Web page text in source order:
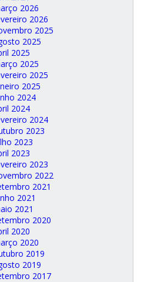
2026
2026
2025
2025
2025
2025
2025
2025
2024
2024
2024
2023
2023
2023
2023
2022
2021
2021
2021
2020
2020
2020
2019
2019
2017